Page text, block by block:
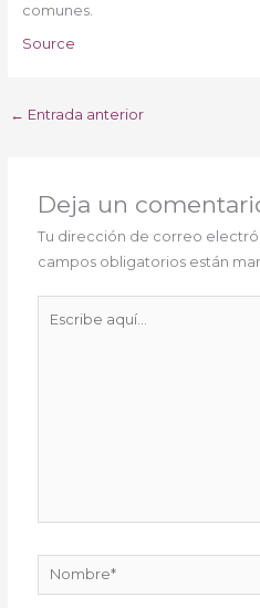
comunes.
Source
← Entrada anterior
Deja un
Tu dirección de correo
campos obligatorios están
Nombre*